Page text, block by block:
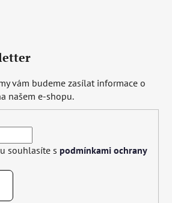
vám budeme zasílat informace o
našem e-shopu.
souhlasíte s podmínkami ochrany